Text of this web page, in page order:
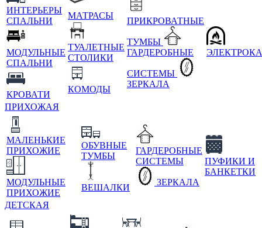
ИНТЕРЬЕРЫ
СПАЛЬНИ
МОДУЛЬНЫЕ
СПАЛЬНИ
КРОВАТИ
МАТРАСЫ
ТУАЛЕТНЫЕ
СТОЛИКИ
КОМОДЫ
ПРИКРОВАТНЫЕ
ТУМБЫ
ГАРДЕРОБНЫЕ
СИСТЕМЫ
ЗЕРКАЛА
ПРИХОЖАЯ
МАЛЕНЬКИЕ
ПРИХОЖИЕ
МОДУЛЬНЫЕ
ПРИХОЖИЕ
ОБУВНЫЕ
ТУМБЫ
ВЕШАЛКИ
ГАРДЕРОБНЫЕ
СИСТЕМЫ
ЗЕРКАЛА
ПУФИКИ И
БАНКЕТКИ
ДЕТСКАЯ